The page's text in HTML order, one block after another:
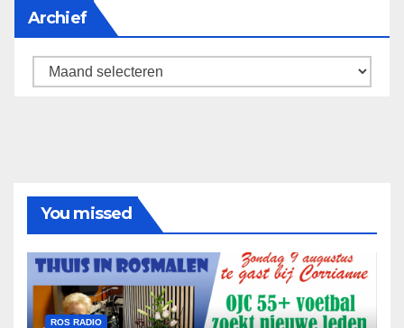
Archief
Archief
You missed
ROS RADIO